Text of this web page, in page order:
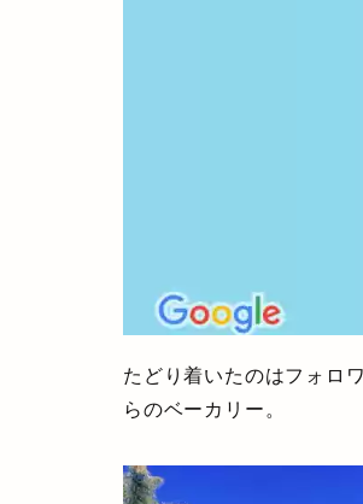
たどり着いたのはフォロ
らのベーカリー。